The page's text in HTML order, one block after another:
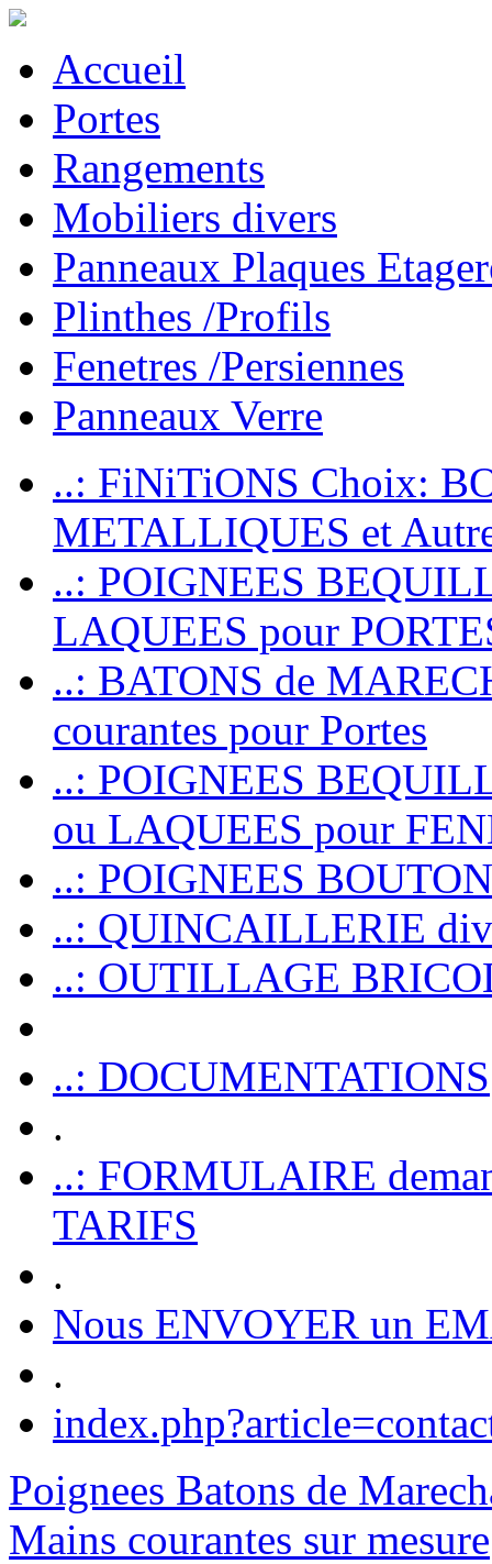
Accueil
Portes
Rangements
Mobiliers divers
Panneaux Plaques
Plinthes /Profils
Fenetres /Persiennes
Panneaux Verre
..: FiNiTiONS Choix:
METALLIQUES et
..: POIGNEES
LAQUEES pour
..: BATONS de
courantes pour Portes
..: POIGNEES
ou LAQUEES pour
..: POIGNEES
..: QUINCAILLERIE
..: OUTILLAGE
..: DOCUMENTATIONS
.
..: FORMULAIRE
TARIFS
.
Nous ENVOYER un
.
Poignees Batons de
Mains courantes sur mesure